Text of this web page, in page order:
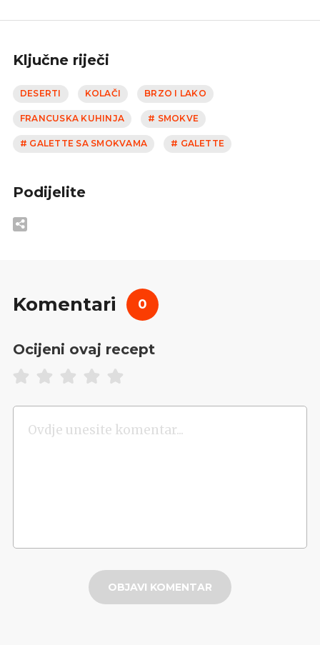
Ključne riječi
DESERTI KOLAČI BRZO I LAKO
FRANCUSKA KUHINJA # SMOKVE
# GALETTE SA SMOKVAMA # GALETTE
Podijelite
Komentari 0
Ocijeni ovaj recept
OBJAVI KOMENTAR